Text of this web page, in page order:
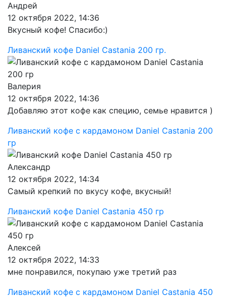
Андрей
12 октября 2022, 14:36
Вкусный кофе! Спасибо:)
Ливанский кофе Daniel Castania 200 гр.
Валерия
12 октября 2022, 14:36
Добавляю этот кофе как специю, семье нравится )
Ливанский кофе с кардамоном Daniel Castania 200
гр
Александр
12 октября 2022, 14:34
Самый крепкий по вкусу кофе, вкусный!
Ливанский кофе Daniel Castania 450 гр
Алексей
12 октября 2022, 14:33
мне понравился, покупаю уже третий раз
Ливанский кофе с кардамоном Daniel Castania 450